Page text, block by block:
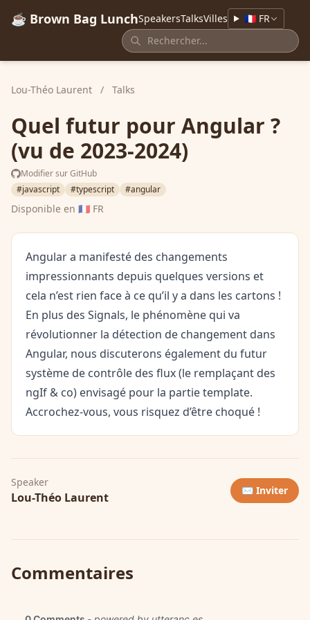
☕ Brown Bag LunchSpeakersTalksVilles 🇫🇷 FR
Lou-Théo Laurent / Talks
Quel futur pour Angular ?
(vu de 2023-2024)
Modifier sur GitHub
#javascript
#typescript #angular
Disponible en 🇫🇷 FR
Angular a manifesté des changements
impressionnants depuis quelques versions et
cela n’est rien face à ce qu’il y a dans les cartons !
En plus des Signals, le phénomène qui va
révolutionner la détection de changement dans
Angular, nous discuterons également du futur
système de contrôle des flux (le remplaçant des
ngIf & co) envisagé pour la partie template.
Accrochez-vous, vous risquez d’être choqué !
Speaker
Lou-Théo Laurent ✉️ Inviter
Commentaires